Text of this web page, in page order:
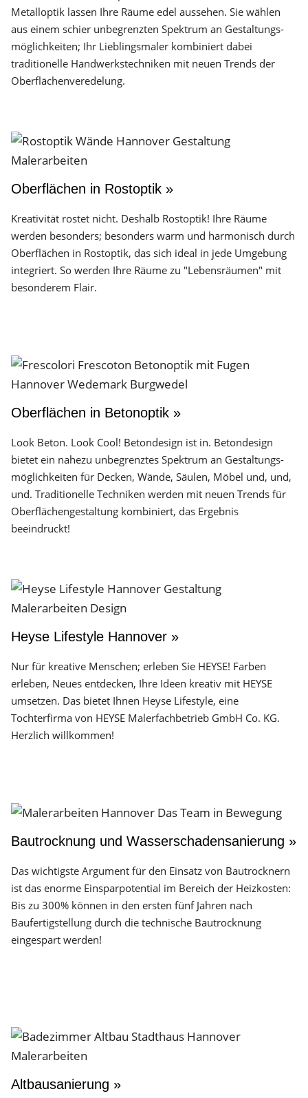
Metalloptik lassen Ihre Räume edel aussehen. Sie wählen
aus einem schier unbegrenzten Spektrum an Gestaltungs­
möglichkeiten; Ihr Lieblingsmaler kombiniert dabei
traditionelle Handwerks­techniken mit neuen Trends der
Oberflächen­veredelung.
Oberflächen in Rostoptik »
Kreativität rostet nicht. Deshalb Rostoptik! Ihre Räume
werden besonders; besonders warm und harmonisch durch
Oberflächen in Rostoptik, das sich ideal in jede Umgebung
integriert. So werden Ihre Räume zu "Lebensräumen" mit
besonderem Flair.
Oberflächen in Betonoptik »
Look Beton. Look Cool! Betondesign ist in. Betondesign
bietet ein nahezu unbegrenztes Spektrum an Gestaltungs­
möglichkeiten für Decken, Wände, Säulen, Möbel und, und,
und. Traditionelle Techniken werden mit neuen Trends für
Oberflächen­gestaltung kombiniert, das Ergebnis
beeindruckt!
Heyse Lifestyle Hannover »
Nur für kreative Menschen; erleben Sie HEYSE! Farben
erleben, Neues entdecken, Ihre Ideen kreativ mit HEYSE
umsetzen. Das bietet Ihnen Heyse Lifestyle, eine
Tochterfirma von HEYSE Malerfachbetrieb GmbH Co. KG.
Herzlich willkommen!
Bautrocknung und Wasserschadensanierung »
Das wichtigste Argument für den Einsatz von Bautrocknern
ist das enorme Einsparpotential im Bereich der Heizkosten:
Bis zu 300% können in den ersten fünf Jahren nach
Baufertigstellung durch die technische Bautrocknung
eingespart werden!
Altbausanierung »